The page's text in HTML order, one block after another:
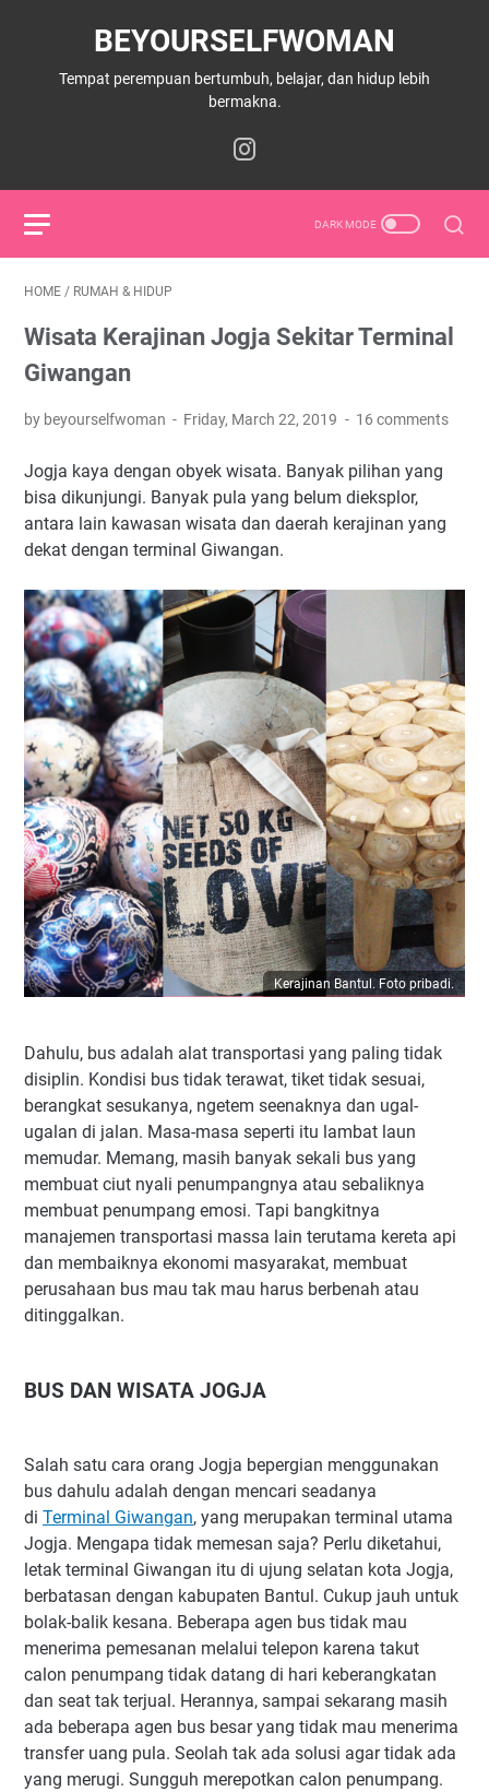
BEYOURSELFWOMAN
Tempat perempuan bertumbuh, belajar, dan hidup lebih
bermakna.
HOME / RUMAH & HIDUP
Wisata Kerajinan Jogja Sekitar Terminal
Giwangan
by beyourselfwoman Friday, March 22, 2019 16 comments
Jogja kaya dengan obyek wisata. Banyak pilihan yang
bisa dikunjungi. Banyak pula yang belum dieksplor,
antara lain kawasan wisata dan daerah kerajinan yang
dekat dengan terminal Giwangan.
Kerajinan Bantul. Foto pribadi.
Dahulu, bus adalah alat transportasi yang paling tidak
disiplin. Kondisi bus tidak terawat, tiket tidak sesuai,
berangkat sesukanya, ngetem seenaknya dan ugal-
ugalan di jalan. Masa-masa seperti itu lambat laun
memudar. Memang, masih banyak sekali bus yang
membuat ciut nyali penumpangnya atau sebaliknya
membuat penumpang emosi. Tapi bangkitnya
manajemen transportasi massa lain terutama kereta api
dan membaiknya ekonomi masyarakat, membuat
perusahaan bus mau tak mau harus berbenah atau
ditinggalkan.
BUS DAN WISATA JOGJA
Salah satu cara orang Jogja bepergian menggunakan
bus dahulu adalah dengan mencari seadanya
di Terminal Giwangan, yang merupakan terminal utama
Jogja. Mengapa tidak memesan saja? Perlu diketahui,
letak terminal Giwangan itu di ujung selatan kota Jogja,
berbatasan dengan kabupaten Bantul. Cukup jauh untuk
bolak-balik kesana. Beberapa agen bus tidak mau
menerima pemesanan melalui telepon karena takut
calon penumpang tidak datang di hari keberangkatan
dan seat tak terjual. Herannya, sampai sekarang masih
ada beberapa agen bus besar yang tidak mau menerima
transfer uang pula. Seolah tak ada solusi agar tidak ada
yang merugi. Sungguh merepotkan calon penumpang.